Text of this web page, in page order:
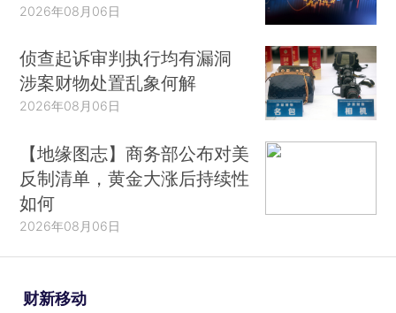
2026年08月06日
侦查起诉审判执行均有漏洞
涉案财物处置乱象何解
2026年08月06日
【地缘图志】商务部公布对美
反制清单，黄金大涨后持续性
如何
2026年08月06日
财新移动